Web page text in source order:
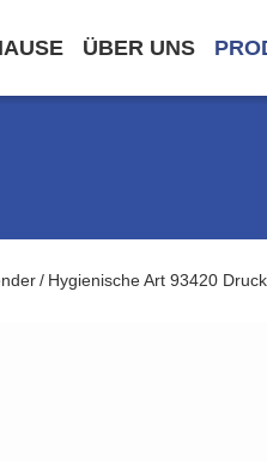
ÜBER UNS
/ Hygienische Art 93420